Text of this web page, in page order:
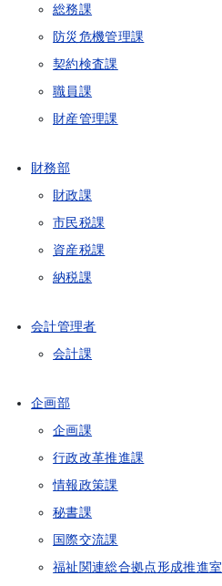
総務課
防災危機管理課
契約検査課
職員課
財産管理課
財務部
財政課
市民税課
資産税課
納税課
会計管理者
会計課
企画部
企画課
行政改革推進課
情報政策課
秘書課
国際交流課
福祉関連総合拠点形成推進室